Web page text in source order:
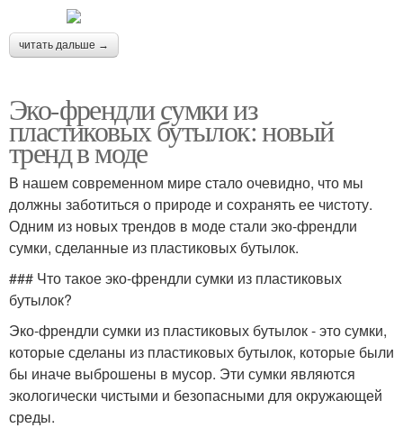
читать дальше →
Эко-френдли сумки из
пластиковых бутылок: новый
тренд в моде
В нашем современном мире стало очевидно, что мы
должны заботиться о природе и сохранять ее чистоту.
Одним из новых трендов в моде стали эко-френдли
сумки, сделанные из пластиковых бутылок.
### Что такое эко-френдли сумки из пластиковых
бутылок?
Эко-френдли сумки из пластиковых бутылок - это сумки,
которые сделаны из пластиковых бутылок, которые были
бы иначе выброшены в мусор. Эти сумки являются
экологически чистыми и безопасными для окружающей
среды.